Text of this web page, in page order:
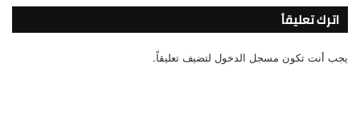
اترك تعليقاً
يجب أنت تكون مسجل الدخول لتضيف تعليقاً.